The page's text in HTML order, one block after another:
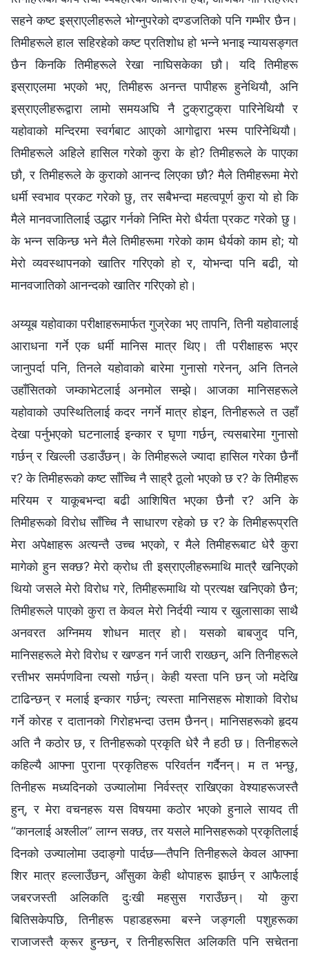
सहने कष्ट इस्राएलीहरूले भोग्‍नुपरेको दण्डजतिको पनि गम्भीर छैन।
तिमीहरूले हाल सहिरहेको कष्ट प्रतिशोध हो भन्‍ने भनाइ न्यायसङ्गत
छैन किनकि तिमीहरूले रेखा नाघिसकेका छौ। यदि तिमीहरू
इस्राएलमा भएको भए, तिमीहरू अनन्त पापीहरू हुनेथियौ, अनि
इस्राएलीहरूद्वारा लामो समयअघि नै टुक्राटुक्रा पारिनेथियौ र
यहोवाको मन्दिरमा स्वर्गबाट आएको आगोद्वारा भस्म पारिनेथियौ।
तिमीहरूले अहिले हासिल गरेको कुरा के हो? तिमीहरूले के पाएका
छौ, र तिमीहरूले के कुराको आनन्द लिएका छौ? मैले तिमीहरूमा मेरो
धर्मी स्वभाव प्रकट गरेको छु, तर सबैभन्दा महत्वपूर्ण कुरा यो हो कि
मैले मानवजातिलाई उद्धार गर्नको निम्ति मेरो धैर्यता प्रकट गरेको छु।
के भन्‍न सकिन्छ भने मैले तिमीहरूमा गरेको काम धैर्यको काम हो; यो
मेरो व्यवस्थापनको खातिर गरिएको हो र, योभन्दा पनि बढी, यो
मानवजातिको आनन्दको खातिर गरिएको हो।
अय्यूब यहोवाका परीक्षाहरूमार्फत गुज्रेका भए तापनि, तिनी यहोवालाई
आराधना गर्ने एक धर्मी मानिस मात्र थिए। ती परीक्षाहरू भएर
जानुपर्दा पनि, तिनले यहोवाको बारेमा गुनासो गरेनन्, अनि तिनले
उहाँसितको जम्काभेटलाई अनमोल सम्झे। आजका मानिसहरूले
यहोवाको उपस्थितिलाई कदर नगर्ने मात्र होइन, तिनीहरूले त उहाँ
देखा पर्नुभएको घटनालाई इन्कार र घृणा गर्छन्, त्यसबारेमा गुनासो
गर्छन् र खिल्ली उडाउँछन्। के तिमीहरूले ज्यादा हासिल गरेका छैनौं
र? के तिमीहरूको कष्ट साँच्‍चि नै साह्रै ठूलो भएको छ र? के तिमीहरू
मरियम र याकूबभन्दा बढी आशिषित भएका छैनौ र? अनि के
तिमीहरूको विरोध साँच्‍चि नै साधारण रहेको छ र? के तिमीहरूप्रति
मेरा अपेक्षाहरू अत्यन्तै उच्च भएको, र मैले तिमीहरूबाट धेरै कुरा
मागेको हुन सक्छ? मेरो क्रोध ती इस्राएलीहरूमाथि मात्रै खनिएको
थियो जसले मेरो विरोध गरे, तिमीहरूमाथि यो प्रत्यक्ष खनिएको छैन;
तिमीहरूले पाएको कुरा त केवल मेरो निर्दयी न्याय र खुलासाका साथै
अनवरत अग्‍निमय शोधन मात्र हो। यसको बाबजुद पनि,
मानिसहरूले मेरो विरोध र खण्डन गर्न जारी राख्छन्, अनि तिनीहरूले
रत्तीभर समर्पणविना त्यसो गर्छन्। केही यस्ता पनि छन् जो मदेखि
टाढिन्छन् र मलाई इन्कार गर्छन्; त्यस्ता मानिसहरू मोशाको विरोध
गर्ने कोरह र दातानको गिरोहभन्दा उत्तम छैनन्। मानिसहरूको हृदय
अति नै कठोर छ, र तिनीहरूको प्रकृति धेरै नै हठी छ। तिनीहरूले
कहिल्यै आफ्ना पुराना प्रकृतिहरू परिवर्तन गर्दैनन्। म त भन्छु,
तिनीहरू मध्यदिनको उज्यालोमा निर्वस्‍त्र राखिएका वेश्याहरूजस्तै
हुन्, र मेरा वचनहरू यस विषयमा कठोर भएको हुनाले सायद ती
“कानलाई अश्‍लील” लाग्‍न सक्छ, तर यसले मानिसहरूको प्रकृतिलाई
दिनको उज्यालोमा उदाङ्गो पार्दछ—तैपनि तिनीहरूले केवल आफ्ना
शिर मात्र हल्लाउँछन्, आँसुका केही थोपाहरू झार्छन् र आफैलाई
जबरजस्ती अलिकति दुःखी महसुस गराउँछन्। यो कुरा
बितिसकेपछि, तिनीहरू पहाडहरूमा बस्‍ने जङ्गली पशुहरूका
राजाजस्तै क्रूर हुन्छन्, र तिनीहरूसित अलिकति पनि सचेतना